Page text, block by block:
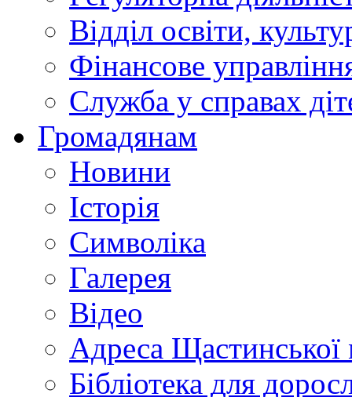
Відділ освіти,
Фінансове
Служба у справах
Громадянам
Новини
Історія
Символіка
Галерея
Відео
Адреса Щастинської
Бібліотека для